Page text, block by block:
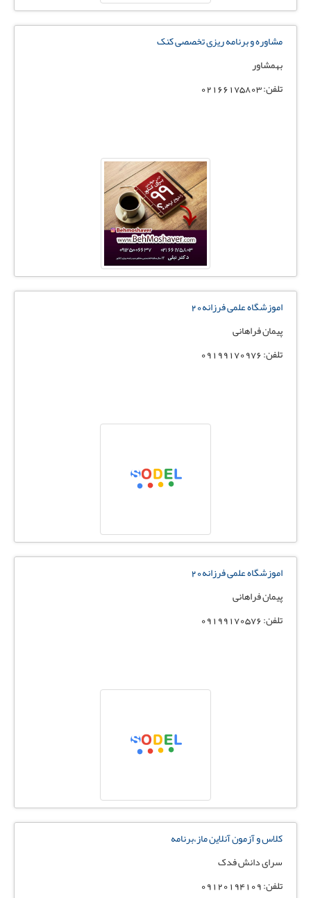
مشاوره و برنامه ریزی تخصصی کنک
بهمشاور
تلفن: 02166175803
اموزشگاه علمی فرزانه۲۰
پیمان فراهانی
تلفن: 09199170۹76
اموزشگاه علمی فرزانه۲۰
پیمان فراهانی
تلفن: 09199170576
کلاس و آزمون آنلاین ماز،برنامه
سرای دانش فدک
تلفن: 09120194109